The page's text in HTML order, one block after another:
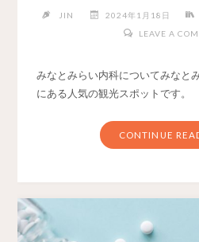
JIN 2024年1月18日
LEAVE A
みなとみらい内科についてみなと
にある人気の観光スポットです。
CONTINUE